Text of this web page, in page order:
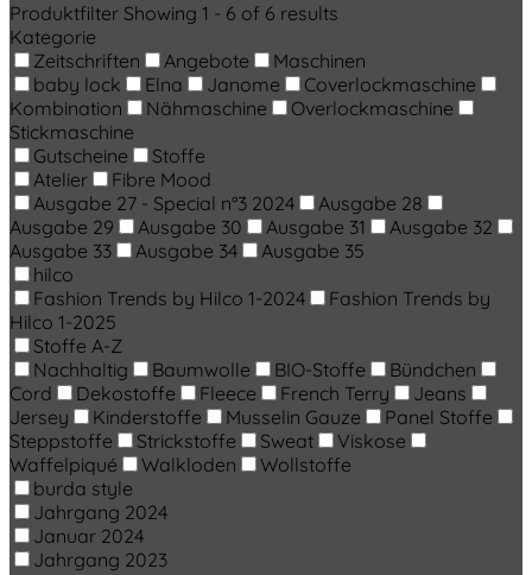
Produktfilter Showing 1 - 6 of 6 results
Kategorie
Zeitschriften
Angebote
Maschinen
baby lock
Elna Janome
Coverlockmaschine
Kombination
Nähmaschine
Overlockmaschine
Stickmaschine
Gutscheine
Stoffe
Atelier
Fibre Mood
Ausgabe 27 - Special n°3 2024
Ausgabe 28
Ausgabe 29
Ausgabe 30 Ausgabe 31
Ausgabe 32
Ausgabe 33
Ausgabe 34
Ausgabe 35
hilco
Fashion Trends by Hilco 1-2024
Fashion Trends by
Hilco 1-2025
Stoffe A-Z
Nachhaltig
Baumwolle BIO-Stoffe
Bündchen
Cord
Dekostoffe Fleece French Terry
Jeans
Jersey
Kinderstoffe Musselin Gauze
Panel Stoffe
Steppstoffe
Strickstoffe Sweat
Viskose
Waffelpiqué
Walkloden
Wollstoffe
burda style
Jahrgang 2024
Januar 2024
Jahrgang 2023